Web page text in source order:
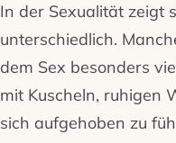
In der Sexualität zeigt
unterschiedlich.
dem Sex besonders
mit Kuscheln, ruhigen
sich aufgehoben zu